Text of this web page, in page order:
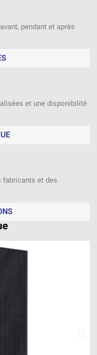
pendant et après
et une disponibilité
fabricants et des